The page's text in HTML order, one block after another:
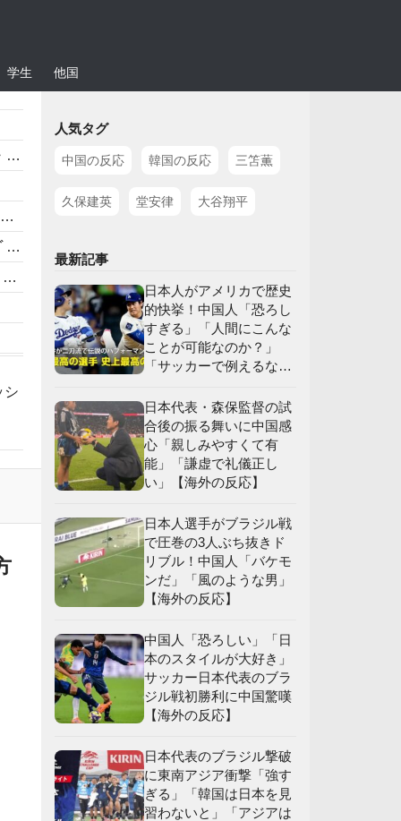
学生 他国
シ
人気タグ
中国の反応 韓国の反応 三笘薫
久保建英 堂安律 大谷翔平
最新記事
日本人がアメリカで歴史
的快挙！中国人「恐ろし
すぎる」「人間にこんな
ことが可能なのか？」
「サッカーで例えるな
日本代表・森保監督の試
合後の振る舞いに中国感
心「親しみやすくて有
能」「謙虚で礼儀正し
い」【海外の反応】
日本人選手がブラジル戦
で圧巻の3人ぶち抜きド
リブル！中国人「バケモ
ンだ」「風のような男」
【海外の反応】
中国人「恐ろしい」「日
本のスタイルが大好き」
サッカー日本代表のブラ
ジル戦初勝利に中国驚嘆
【海外の反応】
日本代表のブラジル撃破
に東南アジア衝撃「強す
ぎる」「韓国は日本を見
習わないと」「アジアは